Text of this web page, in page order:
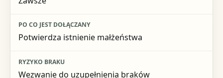
Potwierdza istnienie małżeństwa
Wezwanie do uzupełnienia braków